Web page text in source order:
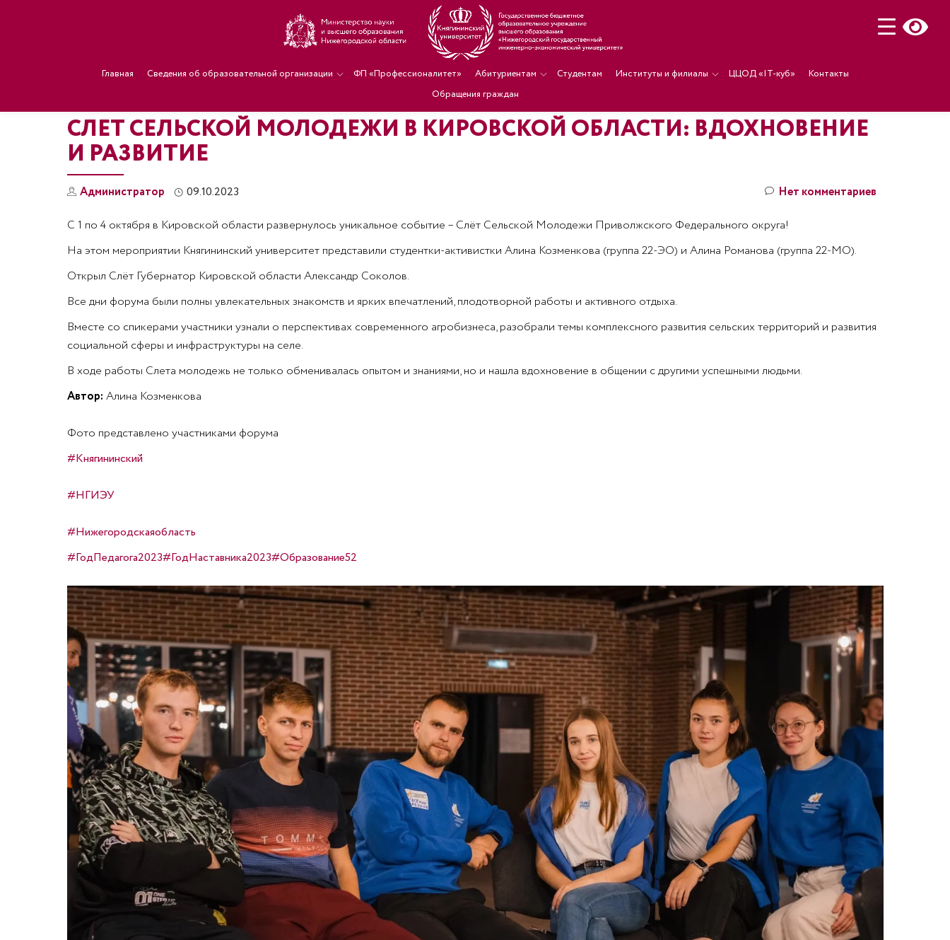
Главная Сведения об образовательной организации ФП «Профессионалитет» Абитуриентам Студентам Институты и филиалы ЦЦОД «IT-куб»
Контакты
Обращения граждан
СЛЕТ СЕЛЬСКОЙ МОЛОДЕЖИ В КИРОВСКОЙ ОБЛАСТИ: ВДОХНОВЕНИЕ
И РАЗВИТИЕ
Администратор 09.10.2023 Нет комментариев
С 1 по 4 октября в Кировской области развернулось уникальное событие – Слëт Сельской Молодежи Приволжского Федерального округа!
На этом мероприятии Княгининский университет представили студентки-активистки Алина Козменкова (группа 22-ЭО) и Алина Романова (группа 22-МО).
Открыл Слёт Губернатор Кировской области Александр Соколов.
Все дни форума были полны увлекательных знакомств и ярких впечатлений, плодотворной работы и активного отдыха.
Вместе со спикерами участники узнали о перспективах современного агробизнеса, разобрали темы комплексного развития сельских территорий и развития
социальной сферы и инфраструктуры на селе.
В ходе работы Слета молодежь не только обменивалась опытом и знаниями, но и нашла вдохновение в общении с другими успешными людьми.
Автор: Алина Козменкова
Фото представлено участниками форума
#Княгининский
#НГИЭУ
#Нижегородскаяобласть
#ГодПедагога2023#ГодНаставника2023#Образование52